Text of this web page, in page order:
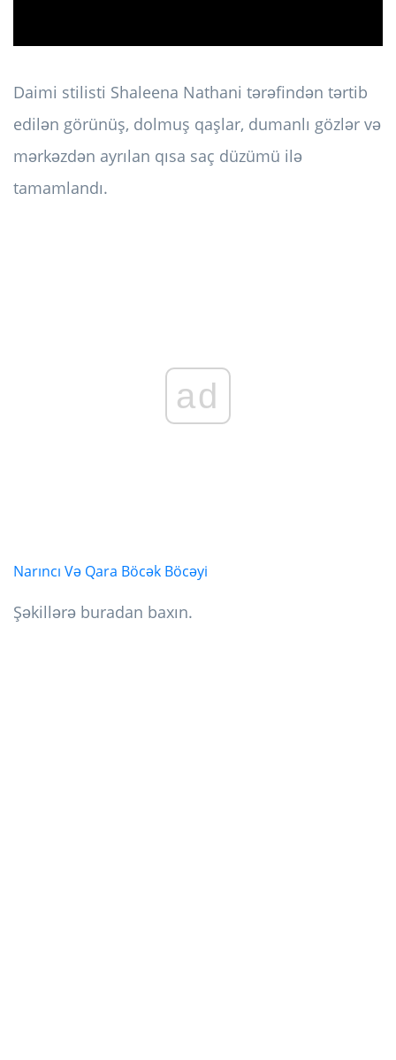
Daimi stilisti Shaleena Nathani tərəfindən tərtib
edilən görünüş, dolmuş qaşlar, dumanlı gözlər və
mərkəzdən ayrılan qısa saç düzümü ilə
tamamlandı.
ad
Narıncı Və Qara Böcək Böcəyi
Şəkillərə buradan baxın.